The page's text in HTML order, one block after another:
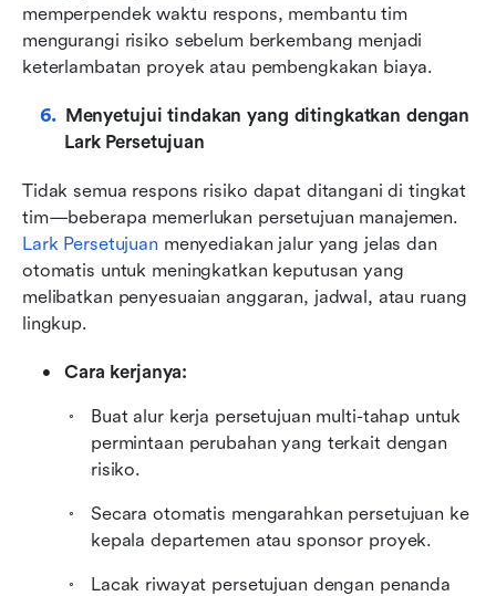
memperpendek waktu respons, membantu tim
mengurangi risiko sebelum berkembang menjadi
keterlambatan proyek atau pembengkakan biaya.
Menyetujui tindakan yang ditingkatkan dengan
Lark Persetujuan
Tidak semua respons risiko dapat ditangani di tingkat
Lark Persetujuan menyediakan jalur yang jelas dan
otomatis untuk meningkatkan keputusan yang
melibatkan penyesuaian anggaran, jadwal, atau ruang
lingkup.
Cara kerjanya:
Buat alur kerja persetujuan multi-tahap untuk
permintaan perubahan yang terkait dengan
risiko.
Secara otomatis mengarahkan persetujuan ke
kepala departemen atau sponsor proyek.
Lacak riwayat persetujuan dengan penanda